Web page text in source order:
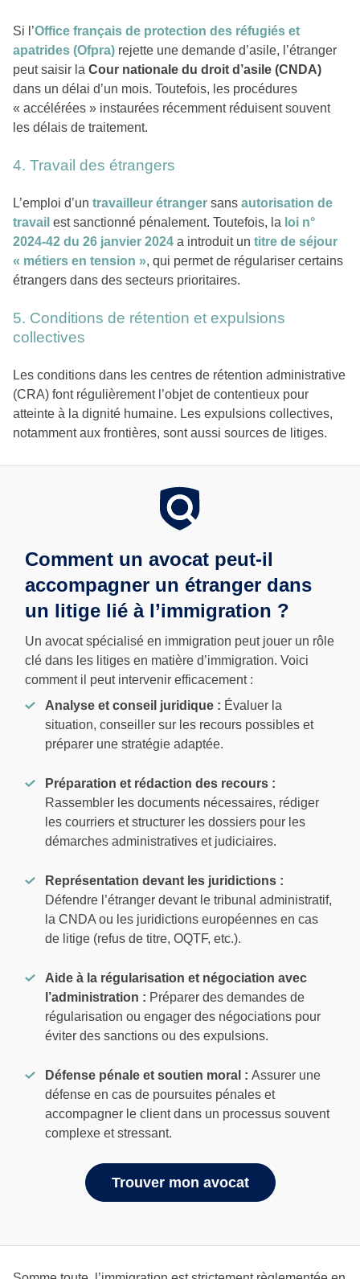
Si l’Office français de protection des réfugiés et
apatrides (Ofpra) rejette une demande d’asile, l’étranger
peut saisir la Cour nationale du droit d’asile (CNDA)
dans un délai d’un mois. Toutefois, les procédures
« accélérées » instaurées récemment réduisent souvent
les délais de traitement.
4. Travail des étrangers
L’emploi d’un travailleur étranger sans autorisation de
travail est sanctionné pénalement. Toutefois, la loi n°
2024-42 du 26 janvier 2024 a introduit un titre de séjour
« métiers en tension », qui permet de régulariser certains
étrangers dans des secteurs prioritaires.
5. Conditions de rétention et expulsions
collectives
Les conditions dans les centres de rétention administrative
(CRA) font régulièrement l’objet de contentieux pour
atteinte à la dignité humaine. Les expulsions collectives,
notamment aux frontières, sont aussi sources de litiges.
Comment un avocat peut-il
accompagner un étranger dans
un litige lié à l’immigration ?
Un avocat spécialisé en immigration peut jouer un rôle
clé dans les litiges en matière d’immigration. Voici
comment il peut intervenir efficacement :
Analyse et conseil juridique : Évaluer la
situation, conseiller sur les recours possibles et
préparer une stratégie adaptée.
Préparation et rédaction des recours :
Rassembler les documents nécessaires, rédiger
les courriers et structurer les dossiers pour les
démarches administratives et judiciaires.
Représentation devant les juridictions :
Défendre l’étranger devant le tribunal administratif,
la CNDA ou les juridictions européennes en cas
de litige (refus de titre, OQTF, etc.).
Aide à la régularisation et négociation avec
l’administration : Préparer des demandes de
régularisation ou engager des négociations pour
éviter des sanctions ou des expulsions.
Défense pénale et soutien moral : Assurer une
défense en cas de poursuites pénales et
accompagner le client dans un processus souvent
complexe et stressant.
Trouver mon avocat